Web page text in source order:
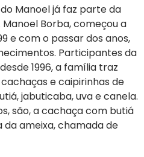
Manoel já faz parte da
Borba, começou a
e com o passar dos anos,
Participantes da
1996, a família traz
e caipirinhas de
jabuticaba, uva e canela.
são, a cachaça com butiá
ameixa, chamada de